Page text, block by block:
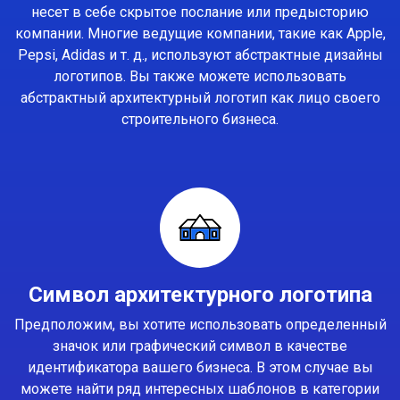
несет в себе скрытое послание или предысторию
компании. Многие ведущие компании, такие как Apple,
Pepsi, Adidas и т. д., используют абстрактные дизайны
логотипов. Вы также можете использовать
абстрактный архитектурный логотип как лицо своего
строительного бизнеса.
Символ архитектурного логотипа
Предположим, вы хотите использовать определенный
значок или графический символ в качестве
идентификатора вашего бизнеса. В этом случае вы
можете найти ряд интересных шаблонов в категории